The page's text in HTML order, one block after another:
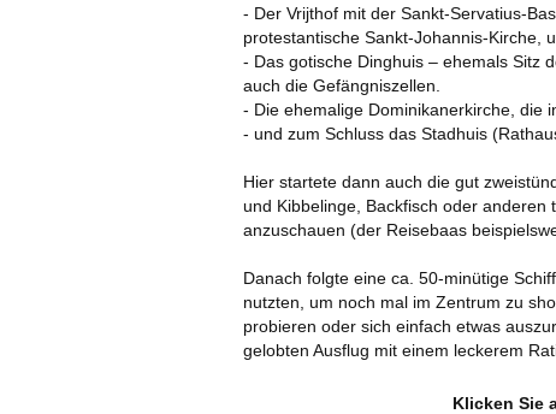
- Der Vrijthof mit der Sankt-Servatius-
protestantische Sankt-Johannis-Kirche,
- Das gotische Dinghuis – ehemals Sitz
auch die Gefängniszellen.
- Die ehemalige Dominikanerkirche, die
- und zum Schluss das Stadhuis
Hier startete dann auch die gut
und Kibbelinge, Backfisch oder
anzuschauen (der Reisebaas
Danach folgte eine ca. 50-minütige
nutzten, um noch mal im Zentrum zu
probieren oder sich einfach etwas
gelobten Ausflug mit einem leckerem
Klicken Sie